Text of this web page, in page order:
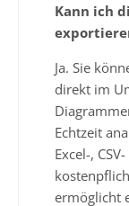
Kann ich
Ja. Sie
direkt im
Echtzeit
Excel-,
ermöglicht